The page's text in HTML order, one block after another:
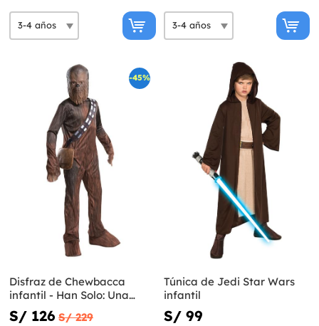
-45%
Disfraz de Chewbacca
infantil - Han Solo: Una
historia de Star Wars
S/ 126 S/ 229
Túnica de Jedi Star Wars
infantil
S/ 99